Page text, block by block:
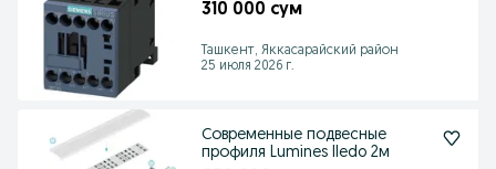
310 000 сум
Ташкент, Яккасарайский район
25 июля 2026 г.
Современные подвесные
профиля Lumines Iledo 2м